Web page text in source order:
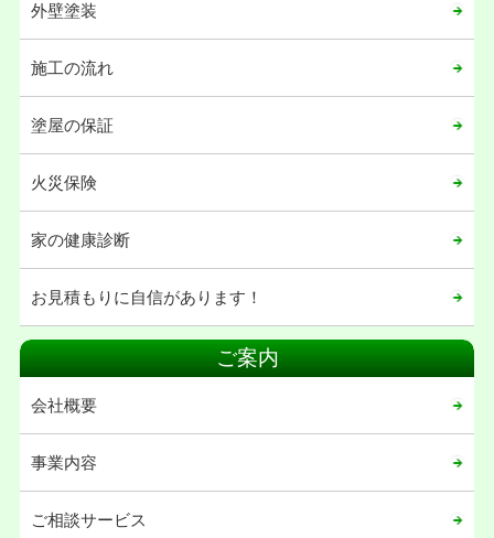
外壁塗装
施工の流れ
塗屋の保証
火災保険
家の健康診断
お見積もりに自信があります！
ご案内
会社概要
事業内容
ご相談サービス